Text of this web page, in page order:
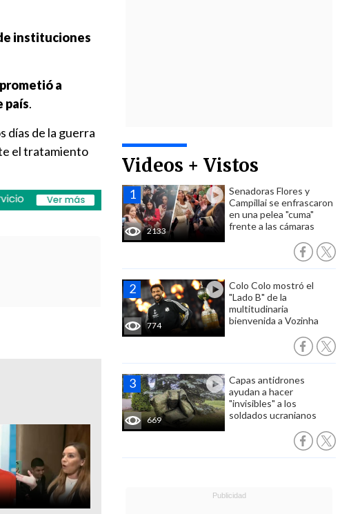
Videos + Vistos
2133
Senadoras Flores y
Campillai se enfrascaron
en una pelea "cuma"
frente a las cámaras
774
Colo Colo mostró el
"Lado B" de la
multitudinaria
bienvenida a Vozinha
669
Capas antidrones
ayudan a hacer
"invisibles" a los
soldados ucranianos
instituciones
a
país.
días de la guerra
el tratamiento